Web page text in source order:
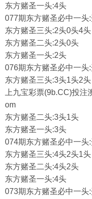
东方赌圣一头:4头
077期东方赌圣必中一头
东方赌圣三头:2头0头4头
东方赌圣二头:2头0头
东方赌圣一头:2头
076期东方赌圣必中一头
东方赌圣三头:3头1头2头
上九宝彩票(9b.CC)投
om
东方赌圣二头:3头1头
东方赌圣一头:3头
074期东方赌圣必中一头
东方赌圣三头:4头2头1头
东方赌圣二头:4头2头
东方赌圣一头:4头
073期东方赌圣必中一头